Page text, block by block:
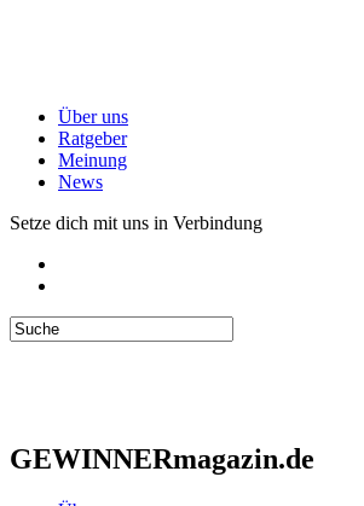
Über uns
Ratgeber
Meinung
News
Setze dich mit uns in Verbindung
GEWINNERmagazin.de